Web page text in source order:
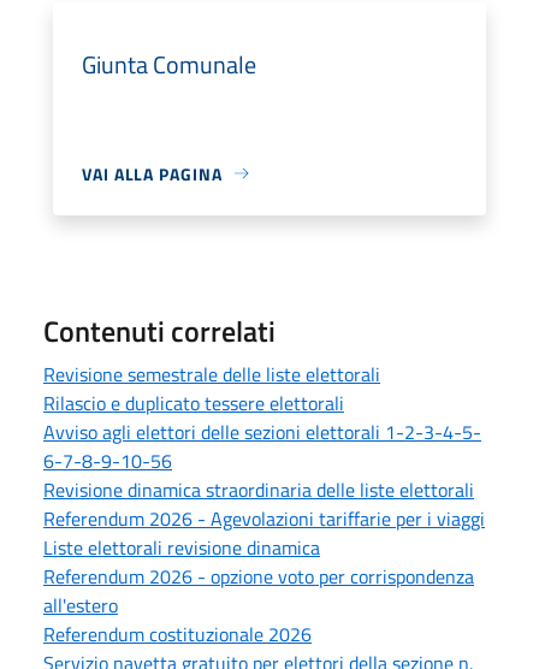
Giunta Comunale
VAI ALLA PAGINA
Contenuti correlati
Revisione semestrale delle liste elettorali
Rilascio e duplicato tessere elettorali
Avviso agli elettori delle sezioni elettorali 1-2-3-4-5-
6-7-8-9-10-56
Revisione dinamica straordinaria delle liste elettorali
Referendum 2026 - Agevolazioni tariffarie per i viaggi
Liste elettorali revisione dinamica
Referendum 2026 - opzione voto per corrispondenza
all'estero
Referendum costituzionale 2026
Servizio navetta gratuito per elettori della sezione n.